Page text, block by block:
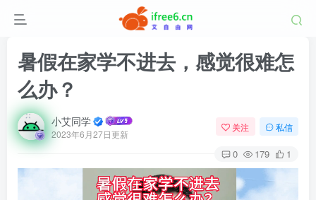
暑假在家学不进去，感觉很难怎
么办？
小艾同学
2023年6月27日更新
关注 私信
0 179 1